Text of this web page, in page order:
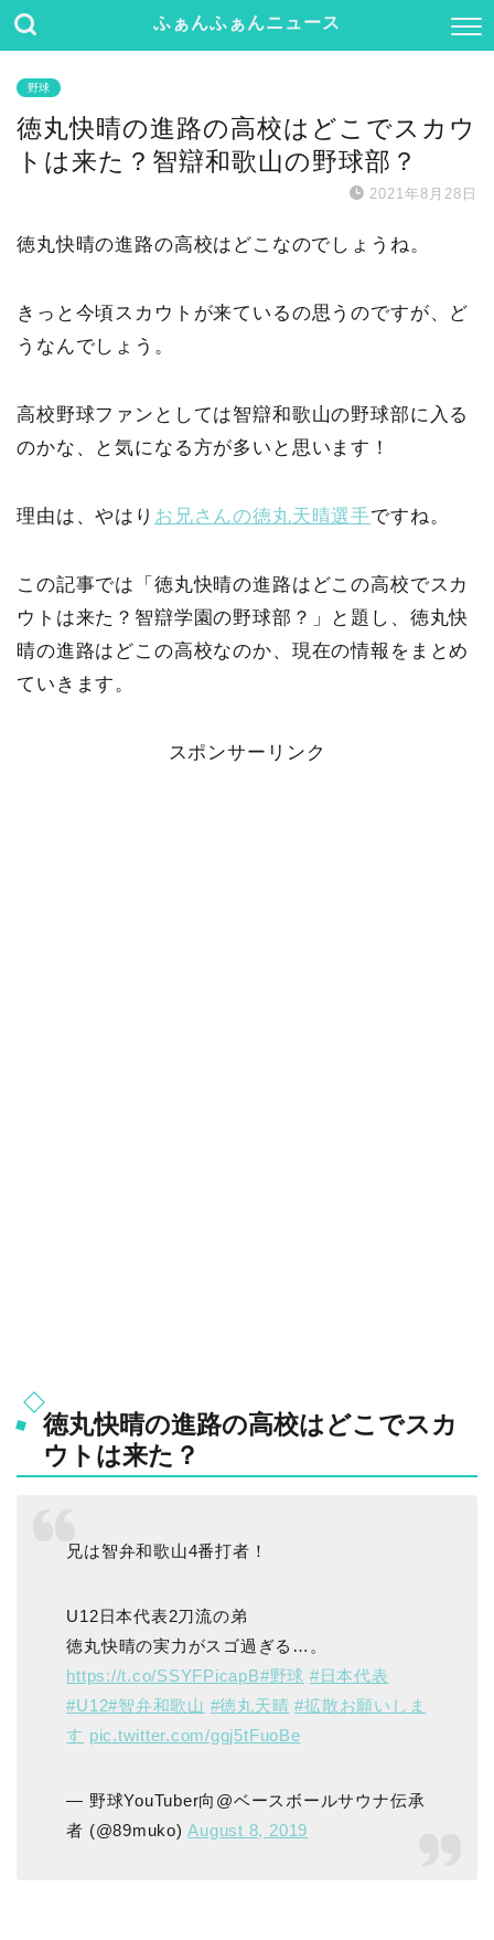
ふぁんふぁんニュース
野球
徳丸快晴の進路の高校はどこでスカウ
トは来た？智辯和歌山の野球部？
2021年8月28日
徳丸快晴の進路の高校はどこ なのでしょうね。
きっと今頃スカウトが来ているの思うのですが、ど
うなんでしょう。
高校野球ファンとしては智辯和歌山の野球部に入る
のかな、と気になる方が多いと思います！
理由は、やはり お兄さんの徳丸天晴選手ですね。
この記事では「徳丸快晴の進路はどこの高校でスカ
ウトは来た？智辯学園の野球部？」と題し、徳丸快
晴の進路はどこの高校なのか、現在の情報をまとめ
ていきます。
スポンサーリンク
徳丸快晴の進路の高校はどこでスカ
ウトは来た？
兄は智弁和歌山4番打者！
U12日本代表2刀流の弟
徳丸快晴の実力がスゴ過ぎる…。
https://t.co/SSYFPicapB#野球 #日本代表
#U12#智弁和歌山 #徳丸天晴 #拡散お願いしま
す pic.twitter.com/ggj5tFuoBe
— 野球YouTuber向@ベースボールサウナ伝承
者 (@89muko)August 8, 2019